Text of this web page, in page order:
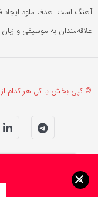
آهنگ است. هدف ملود ایجاد
علاقه‌مندان به موسیقی و
© کپی بخش یا کل هر کدام از
×